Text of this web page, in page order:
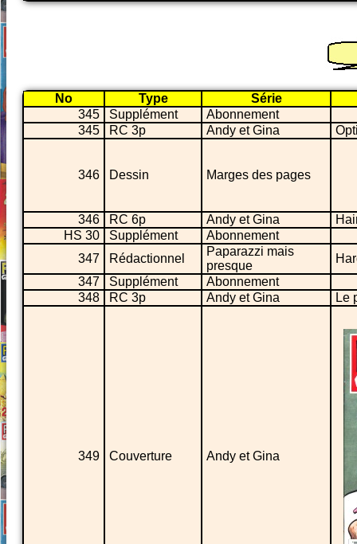
No Type
Série
345
Supplément
Abonnement
345
RC 3p Andy et Gina
346 Dessin Marges des pages
346 RC 6p Andy et Gina
HS 30
Supplément
Abonnement
347
Rédactionnel
Paparazzi mais
presque
347
Supplément
Abonnement
348
RC 3p Andy et Gina Le
349 Couverture Andy et Gina